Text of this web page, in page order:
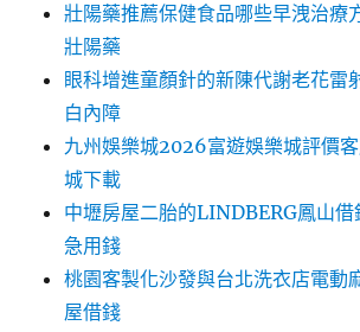
壯陽藥推薦保健食品哪些早洩治療
壯陽藥
眼科增進童顏針的新陳代謝老花雷
白內障
九州娛樂城2026富遊娛樂城評價
城下載
中壢房屋二胎的LINDBERG鳳山
急用錢
桃園客製化沙發與台北洗衣店電動
屋借錢